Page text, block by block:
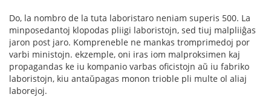
Do, la nombro de la tuta laboristaro neniam superis 500. La
minposedantoj klopodas pliigi laboristojn, sed tiuj malpliiĝas
jaron post jaro. Kompreneble ne mankas tromprimedoj por
varbi ministojn. ekzemple, oni iras iom malproksimen kaj
propagandas ke iu kompanio varbas oficistojn aŭ iu fabriko
laboristojn, kiu antaŭpagas monon trioble pli multe ol aliaj
laborejoj.